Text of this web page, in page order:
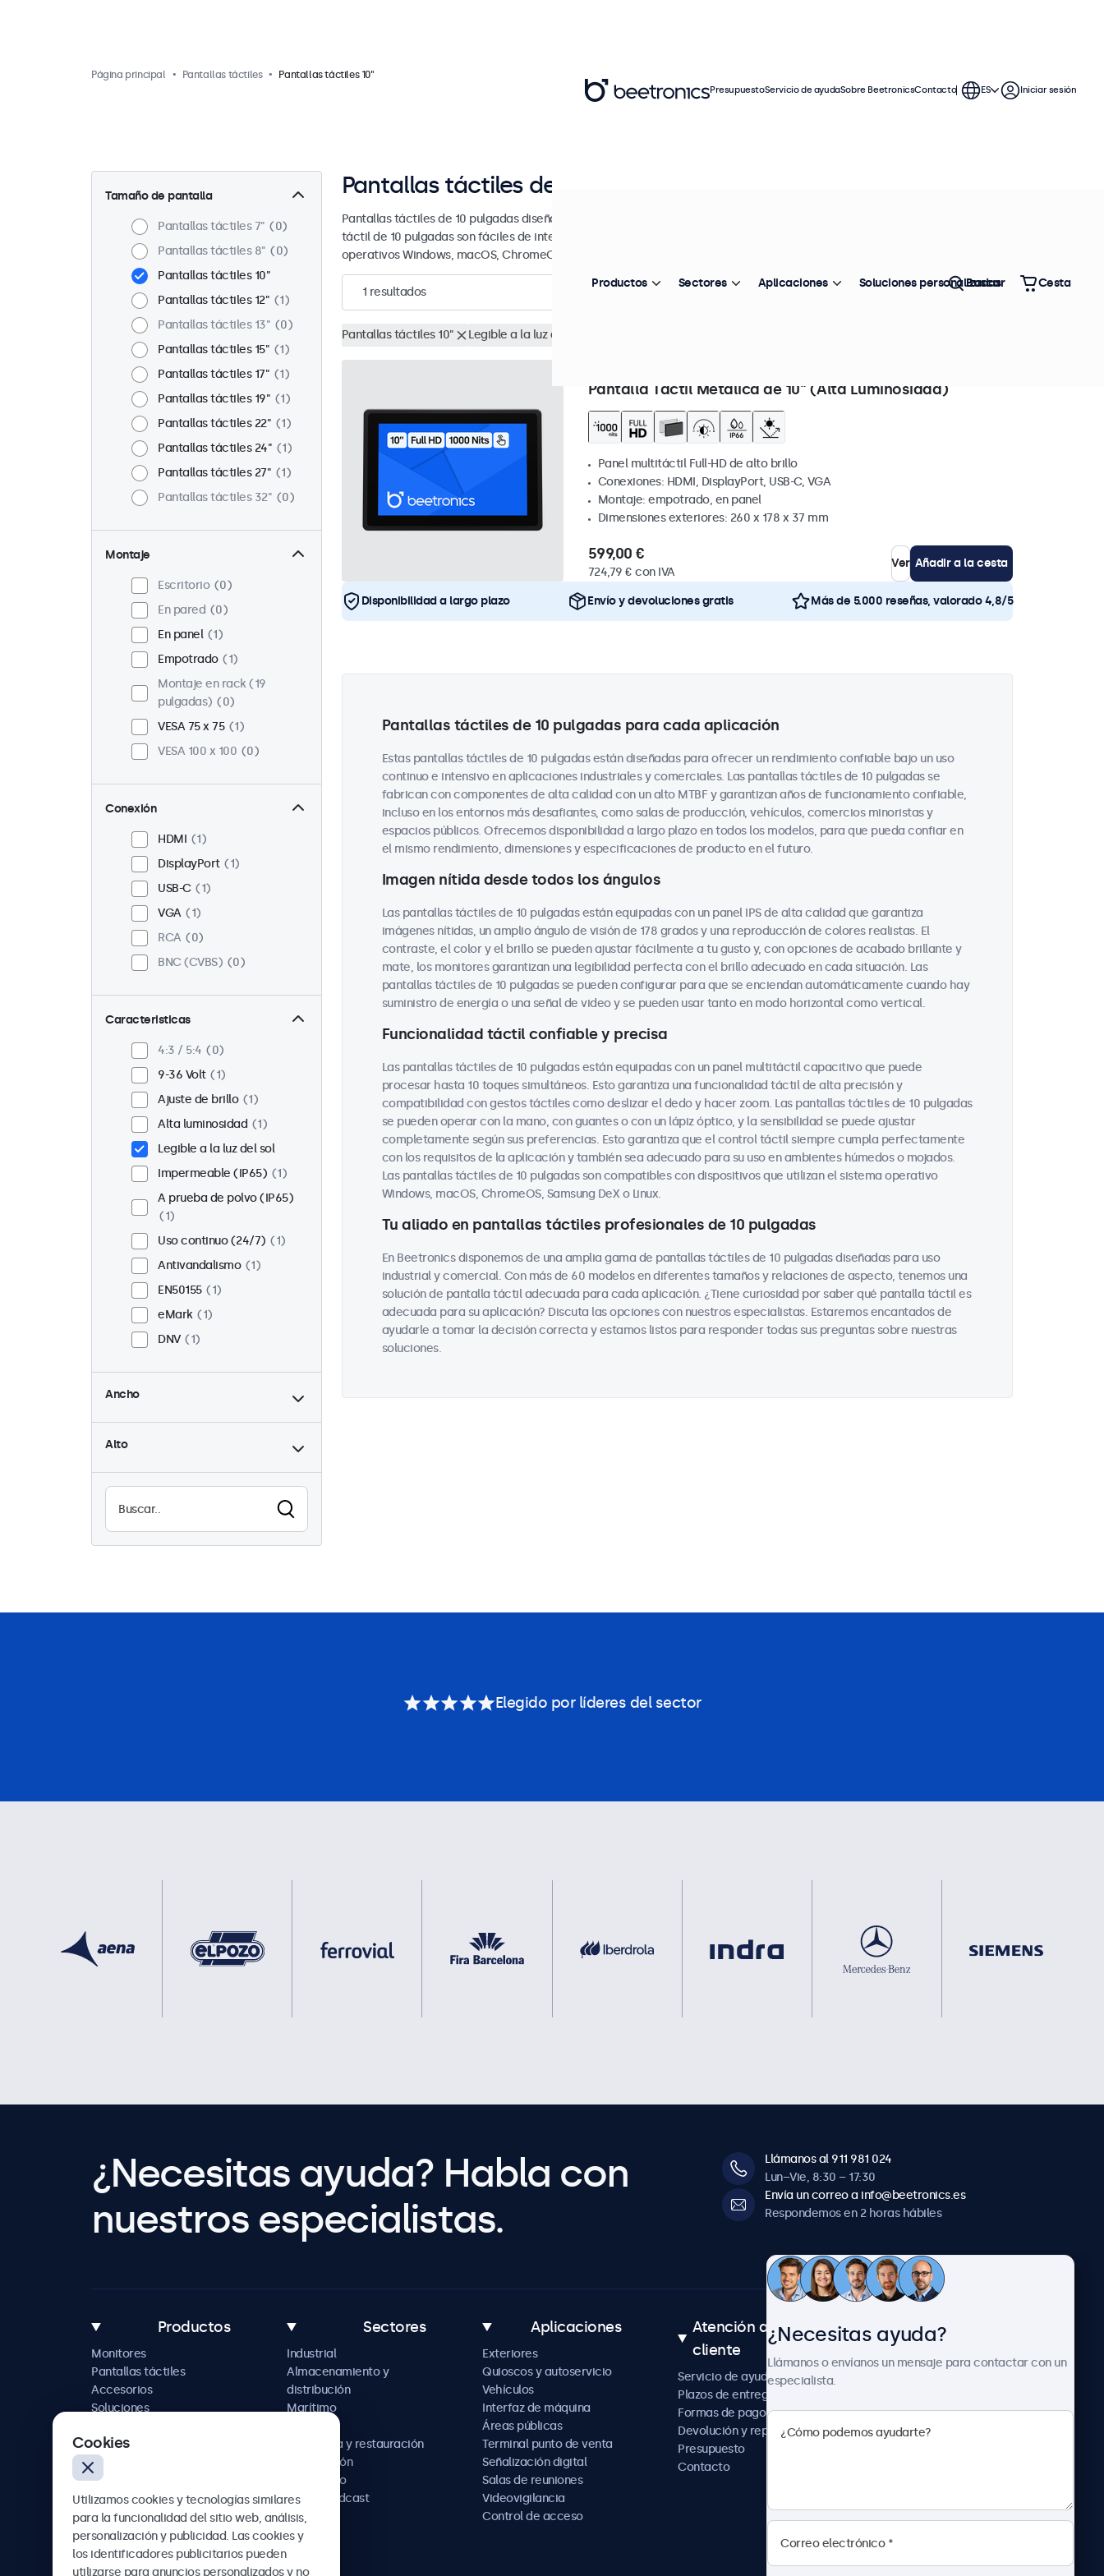
Página principal Pantallas táctiles Pantallas táctiles 10"
Tamaño de pantalla
Pantallas táctiles 7"
0
Pantallas táctiles 8"
0
Pantallas táctiles 10"
Pantallas táctiles 12"
1
Pantallas táctiles 13"
0
Pantallas táctiles 15"
1
Pantallas táctiles 17"
1
Pantallas táctiles 19"
1
Pantallas táctiles 22"
1
Pantallas táctiles 24"
1
Pantallas táctiles 27"
1
Pantallas táctiles 32"
0
Montaje
Escritorio
0
En pared
0
En panel
1
Empotrado
1
Montaje en rack (19
pulgadas)
0
VESA 75 x 75
1
VESA 100 x 100
0
Conexión
HDMI
1
DisplayPort
1
USB-C
1
VGA
1
RCA
0
BNC (CVBS)
0
Caracteristicas
4:3 / 5:4
0
9-36 Volt
1
Ajuste de brillo
1
Alta luminosidad
1
Legible a la luz del sol
Impermeable (IP65)
1
A prueba de polvo (IP65)
1
Uso continuo (24/7)
1
Antivandalismo
1
EN50155
1
eMark
1
DNV
1
Ancho
Alto
Pantallas táctiles de 10 pulgadas
Pantallas táctiles de 10 pulgadas diseñada para uso profesional y uso continuo. Estos monitores con pantalla
táctil de 10 pulgadas son fáciles de integrar en cualquier contexto y son compatibles con los sistemas
operativos Windows, macOS, ChromeOS y Linux.
1 resultados Top ventas
Pantallas táctiles 10" Legible a la luz del sol
Pantalla Táctil Metálica de 10" (Alta Luminosidad)
Panel multitáctil Full-HD de alto brillo
Conexiones: HDMI, DisplayPort, USB-C, VGA
Montaje: empotrado, en panel
Dimensiones exteriores: 260 x 178 x 37 mm
599,00 €
724,79 € con IVA
Ver Añadir a la cesta
Disponibilidad a largo plazo Envío y devoluciones gratis Más de 5.000 reseñas, valorado 4,8/5
Pantallas táctiles de 10 pulgadas para cada aplicación
Estas pantallas táctiles de 10 pulgadas están diseñadas para ofrecer un rendimiento confiable bajo un uso
continuo e intensivo en aplicaciones industriales y comerciales. Las pantallas táctiles de 10 pulgadas se
fabrican con componentes de alta calidad con un alto MTBF y garantizan años de funcionamiento confiable,
incluso en los entornos más desafiantes, como salas de producción, vehículos, comercios minoristas y
espacios públicos. Ofrecemos disponibilidad a largo plazo en todos los modelos, para que pueda confiar en
el mismo rendimiento, dimensiones y especificaciones de producto en el futuro.
Imagen nítida desde todos los ángulos
Las pantallas táctiles de 10 pulgadas están equipadas con un panel IPS de alta calidad que garantiza
imágenes nítidas, un amplio ángulo de visión de 178 grados y una reproducción de colores realistas. El
contraste, el color y el brillo se pueden ajustar fácilmente a tu gusto y, con opciones de acabado brillante y
mate, los monitores garantizan una legibilidad perfecta con el brillo adecuado en cada situación. Las
pantallas táctiles de 10 pulgadas se pueden configurar para que se enciendan automáticamente cuando hay
suministro de energía o una señal de video y se pueden usar tanto en modo horizontal como vertical.
Funcionalidad táctil confiable y precisa
Las pantallas táctiles de 10 pulgadas están equipadas con un panel multitáctil capacitivo que puede
procesar hasta 10 toques simultáneos. Esto garantiza una funcionalidad táctil de alta precisión y
compatibilidad con gestos táctiles como deslizar el dedo y hacer zoom. Las pantallas táctiles de 10 pulgadas
se pueden operar con la mano, con guantes o con un lápiz óptico, y la sensibilidad se puede ajustar
completamente según sus preferencias. Esto garantiza que el control táctil siempre cumpla perfectamente
con los requisitos de la aplicación y también sea adecuado para su uso en ambientes húmedos o mojados.
Las pantallas táctiles de 10 pulgadas son compatibles con dispositivos que utilizan el sistema operativo
Windows, macOS, ChromeOS, Samsung DeX o Linux.
Tu aliado en pantallas táctiles profesionales de 10 pulgadas
En Beetronics disponemos de una amplia gama de pantallas táctiles de 10 pulgadas diseñadas para uso
industrial y comercial. Con más de 60 modelos en diferentes tamaños y relaciones de aspecto, tenemos una
solución de pantalla táctil adecuada para cada aplicación. ¿Tiene curiosidad por saber qué pantalla táctil es
adecuada para su aplicación? Discuta las opciones con nuestros especialistas. Estaremos encantados de
ayudarle a tomar la decisión correcta y estamos listos para responder todas sus preguntas sobre nuestras
soluciones.
PresupuestoServicio de ayudaSobre BeetronicsContacto ES Iniciar sesión
Productos Sectores Aplicaciones Soluciones personalizadas
Buscar Cesta
Elegido por líderes del sector
¿Necesitas ayuda? Habla con
nuestros especialistas.
Llámanos al 911 981 024
Lun–Vie, 8:30 – 17:30
Envía un correo a info@beetronics.es
Respondemos en 2 horas hábiles
Productos
Monitores
Pantallas táctiles
Accesorios
Soluciones
Sectores
Industrial
Almacenamiento y
distribución
Marítimo
Hostelería y restauración
Automoción
Ferroviario
AV y broadcast
Sanidad
Aplicaciones
Exteriores
Quioscos y autoservicio
Vehículos
Interfaz de máquina
Áreas públicas
Terminal punto de venta
Señalización digital
Salas de reuniones
Videovigilancia
Control de acceso
Atención al
cliente
Servicio de ayuda
Plazos de entrega
Formas de pago
Devolución y reparación
Presupuesto
Contacto
Sobre Beetronics
Trabaja con nosotros
Términos y Condiciones
¿Necesitas ayuda?
Llámanos o envíanos un mensaje para contactar con un
especialista.
Cookies
Utilizamos cookies y tecnologías similares
para la funcionalidad del sitio web, análisis,
personalización y publicidad. Las cookies y
los identificadores publicitarios pueden
utilizarse para anuncios personalizados y no